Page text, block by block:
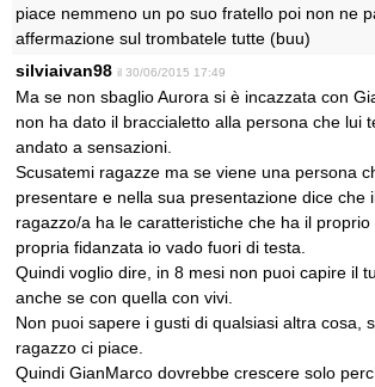
piace nemmeno un po suo fratello poi non ne
affermazione sul trombatele tutte (buu)
silviaivan98 il 30/06/2015 17:49
Ma se non sbaglio Aurora si è incazzata con
non ha dato il braccialetto alla persona che lui
andato a sensazioni.
Scusatemi ragazze ma se viene una persona
presentare e nella sua presentazione dice che
ragazzo/a ha le caratteristiche che ha il
propria fidanzata io vado fuori di testa.
Quindi voglio dire, in 8 mesi non puoi capire il
anche se con quella con vivi.
Non puoi sapere i gusti di qualsiasi altra cosa,
ragazzo ci piace.
Quindi GianMarco dovrebbe crescere solo